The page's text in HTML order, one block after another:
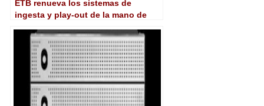
ETB renueva los sistemas de
ingesta y play-out de la mano de